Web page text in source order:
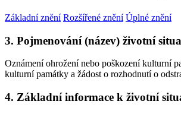
Základní znění Rozšířené znění Úplné znění
3. Pojmenování (název) životní
Oznámení ohrožení nebo poškození kulturní
kulturní památky a žádost o rozhodnutí o
4. Základní informace k životní